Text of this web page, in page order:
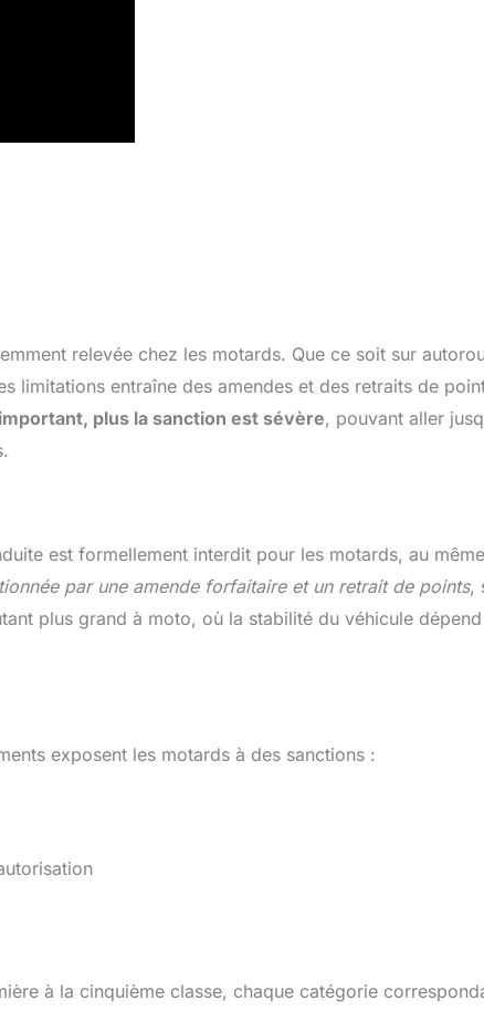
relevée chez les motards. Que ce soit sur
limitations entraîne des amendes et des retraits de
plus la sanction est sévère, pouvant aller
est formellement interdit pour les motards, au
par une amende forfaitaire et un retrait de points,
plus grand à moto, où la stabilité du véhicule dépend
exposent les motards à des sanctions :
à la cinquième classe, chaque catégorie